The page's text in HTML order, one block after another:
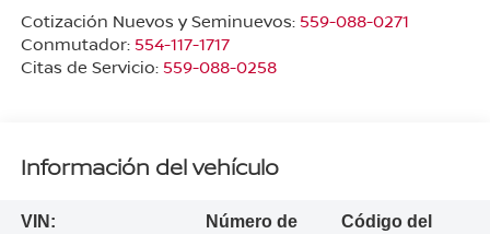
Cotización Nuevos y Seminuevos: 559-088-0271
Conmutador: 554-117-1717
Citas de Servicio: 559-088-0258
Información del vehículo
VIN:
Número de
Código del